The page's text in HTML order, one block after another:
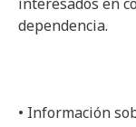
dependencia.
• Información